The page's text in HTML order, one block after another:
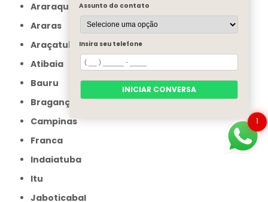
Araraquara
Araras
Araçatuba
Atibaia
Bauru
Bragança Paulista
Campinas
Franca
Indaiatuba
Itu
Jaboticabal
1
Assunto do contato
Insira seu telefone
INICIAR CONVERSA